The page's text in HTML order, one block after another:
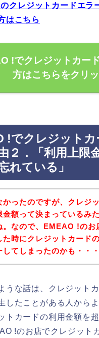
クレジットカードエラ
はこちら
!でクレジットカー
方はこちらをクリ
!でクレジットカ
２．「利用上限
れている」
かったのですが、クレジ
金額って決まっているみ
。なので、EMEAO !のお
た時にクレジットカード
してしまったのかも・・・
うな話は、クレジット
したことがある人から
トカードの利用金額を
!のお店でクレジット